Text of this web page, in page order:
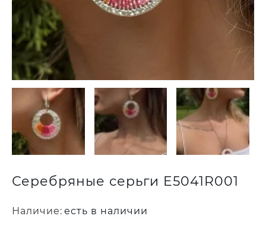
Серебряные серьги E5041R001
Наличие: есть в наличии